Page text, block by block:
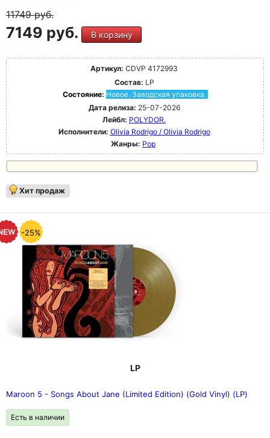
11749руб.
7149 руб. В корзину
Артикул: CDVP 4172993
Состав: LP
Состояние: Новое. Заводская упаковка.
Дата релиза: 25-07-2026
Лейбл: POLYDOR.
Исполнители: Olivia Rodrigo / Olivia Rodrigo
Жанры: Pop
Хит продаж
-25%
LP
Maroon 5 - Songs About Jane (Limited Edition) (Gold Vinyl) (LP)
Есть в наличии